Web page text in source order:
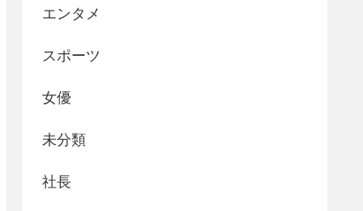
エンタメ
スポーツ
女優
未分類
社長